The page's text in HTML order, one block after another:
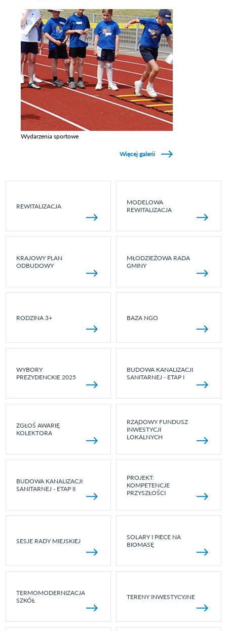
Wydarzenia sportowe
Więcej galerii
REWITALIZACJA
MODELOWA
REWITALIZACJA
KRAJOWY PLAN
ODBUDOWY
MŁODZIEŻOWA RADA
GMINY
RODZINA 3+ BAZA NGO
WYBORY
PREZYDENCKIE 2025
BUDOWA KANALIZACJI
SANITARNEJ - ETAP I
ZGŁOŚ AWARIĘ
KOLEKTORA
RZĄDOWY FUNDUSZ
INWESTYCJI
LOKALNYCH
BUDOWA KANALIZACJI
SANITARNEJ - ETAP II
PROJEKT:
KOMPETENCJE
PRZYSZŁOŚCI
SESJE RADY MIEJSKIEJ
SOLARY I PIECE NA
BIOMASĘ
TERMOMODERNIZACJA
SZKÓŁ
TERENY INWESTYCYJNE